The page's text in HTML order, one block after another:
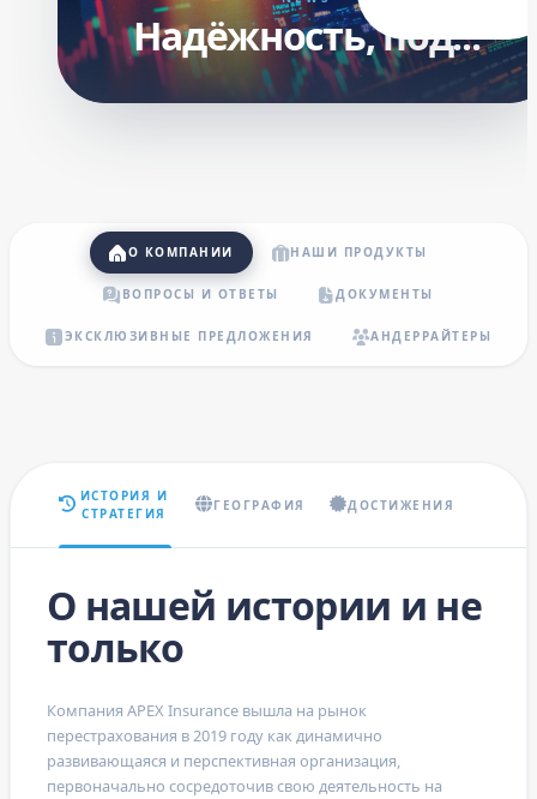
Надёжность, под...
О КОМПАНИИ НАШИ ПРОДУКТЫ
ВОПРОСЫ И ОТВЕТЫ ДОКУМЕНТЫ
ЭКСКЛЮЗИВНЫЕ ПРЕДЛОЖЕНИЯ АНДЕРРАЙТЕРЫ
ИСТОРИЯ И
СТРАТЕГИЯ
ГЕОГРАФИЯ ДОСТИЖЕНИЯ
О нашей истории и не
только
Компания APEX Insurance вышла на рынок
перестрахования в 2019 году как динамично
развивающаяся и перспективная организация,
первоначально сосредоточив свою деятельность на